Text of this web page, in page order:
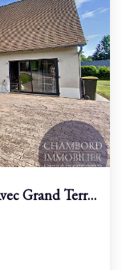
Maison De Plain Pied À Cheverny Avec Grand Terrain !